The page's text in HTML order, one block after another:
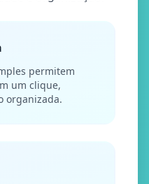
permitem
um clique,
organizada.